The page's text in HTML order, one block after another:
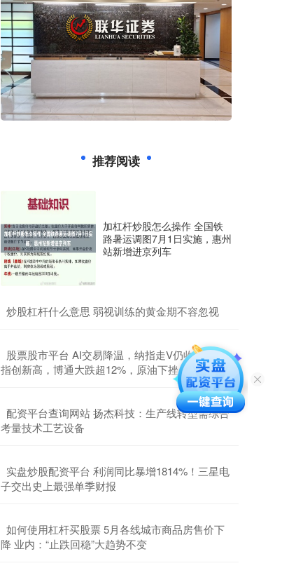
推荐阅读
加杠杆炒股怎么操作 全国铁
路暑运调图7月1日实施，惠州
站新增进京列车
​炒股杠杆什么意思 弱视训练的黄金期不容忽视
​股票股市平台 AI交易降温，纳指走V仍收跌，道
指创新高，博通大跌超12%，原油下挫，金银反弹
​配资平台查询网站 扬杰科技：生产线转型需综合
考量技术工艺设备
​实盘炒股配资平台 利润同比暴增1814%！三星电
子交出史上最强单季财报
​如何使用杠杆买股票 5月各线城市商品房售价下
降 业内：“止跌回稳”大趋势不变